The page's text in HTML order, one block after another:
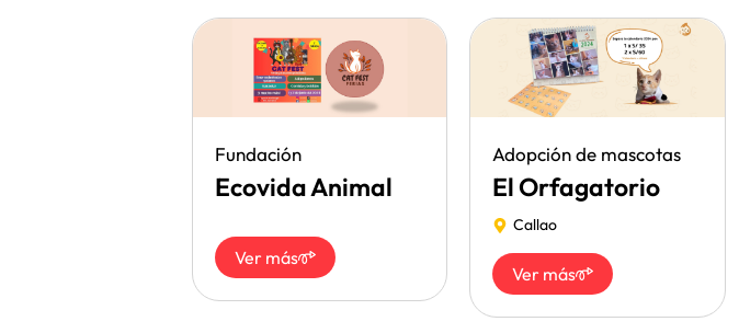
Fundación
Ecovida Animal
Ver más
Adopción de mascotas
El Orfagatorio
Callao
Ver más